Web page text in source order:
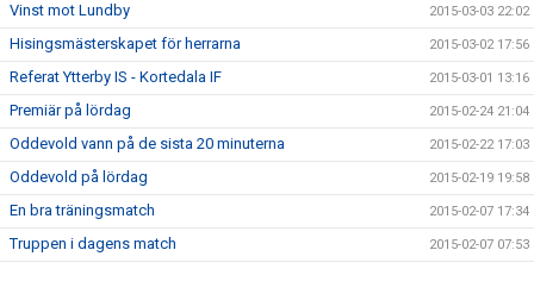
Vinst mot Lundby 2015-03-03 22:02
Hisingsmästerskapet för herrarna 2015-03-02 17:56
Referat Ytterby IS - Kortedala IF 2015-03-01 13:16
Premiär på lördag 2015-02-24 21:04
Oddevold vann på de sista 20 minuterna 2015-02-22 17:03
Oddevold på lördag 2015-02-19 19:58
En bra träningsmatch 2015-02-07 17:34
Truppen i dagens match 2015-02-07 07:53